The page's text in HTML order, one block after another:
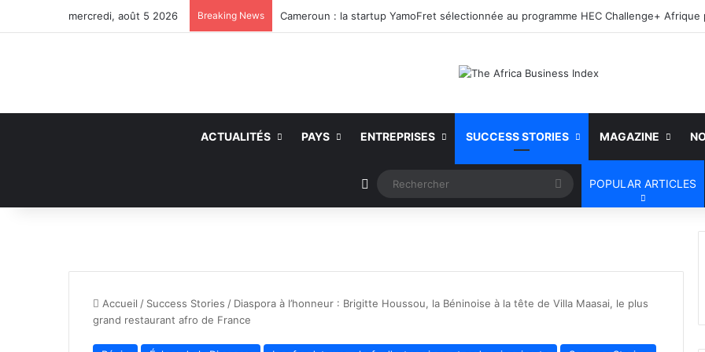
mercredi, août 5 2026 Breaking News
ACTUALITÉS PAYS ENTREPRISES SUCCESS STORIES MAGAZINE
Article Aléatoire Rechercher
POPULAR ARTICLES
Accueil / Success Stories / Diaspora à l’honneur : Brigitte Houssou, la Béninoise à la tête de Villa Maasai, le plus
grand restaurant afro de France